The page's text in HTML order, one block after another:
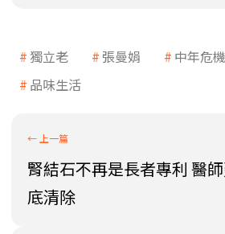
獨立老 張曼娟 中年危機
品味生活
腎結石不再是長者專利 醫
底清除